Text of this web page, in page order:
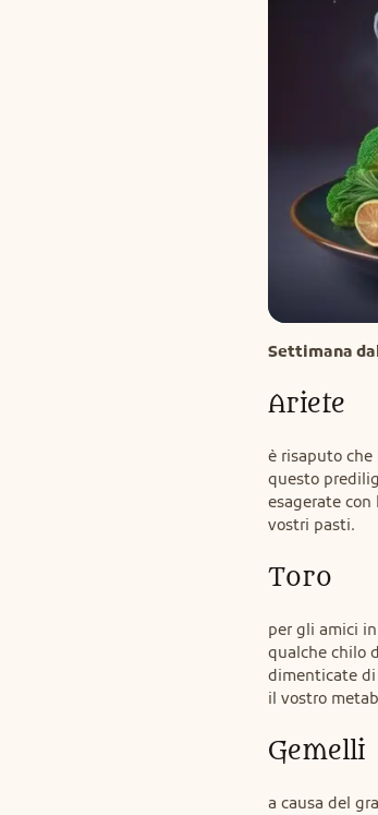
Settimana
Ariete
è risaputo
questo
esagerate
vostri pasti.
Toro
per gli amici
qualche chilo
dimenticate di
il vostro
Gemelli
a causa del